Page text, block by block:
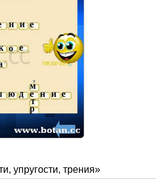
упругости, трения»